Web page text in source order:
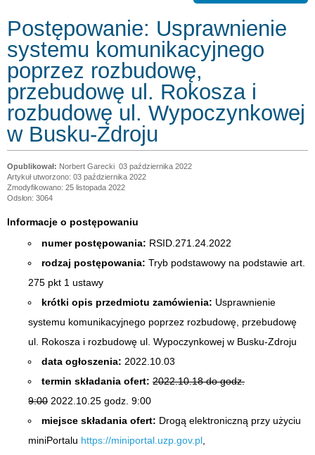
Postępowanie: Usprawnienie
systemu komunikacyjnego
poprzez rozbudowę,
przebudowę ul. Rokosza i
rozbudowę ul. Wypoczynkowej
w Busku-Zdroju
Norbert Garecki 03 października 2022
Artykuł utworzono: 03 października 2022
Zmodyfikowano: 25 listopada 2022
Odsłon: 3064
Informacje o postępowaniu
numer postępowania: RSID.271.24.2022
rodzaj postępowania: Tryb podstawowy na podstawie art.
275 pkt 1 ustawy
krótki opis przedmiotu zamówienia: Usprawnienie
systemu komunikacyjnego poprzez rozbudowę, przebudowę
ul. Rokosza i rozbudowę ul. Wypoczynkowej w Busku-Zdroju
data ogłoszenia: 2022.10.03
termin składania ofert: 2022.10.18 do godz.
9:00 2022.10.25 godz. 9:00
miejsce składania ofert: Drogą elektroniczną przy użyciu
miniPortalu https://miniportal.uzp.gov.pl